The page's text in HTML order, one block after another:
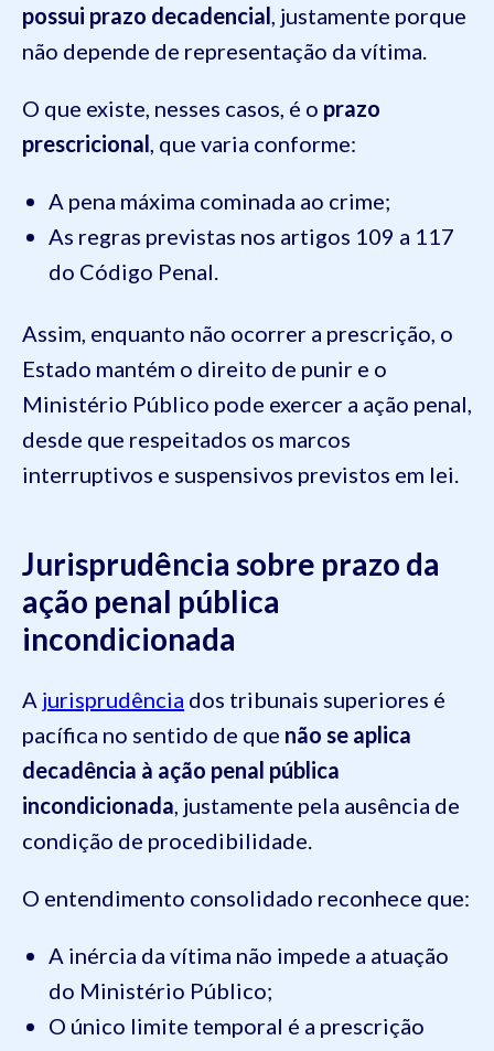
possui prazo decadencial , justamente porque
não depende de representação da vítima.
O que existe, nesses casos, é o prazo
prescricional , que varia conforme:
A pena máxima cominada ao crime;
As regras previstas nos artigos 109 a 117
do Código Penal.
Assim, enquanto não ocorrer a prescrição, o
Estado mantém o direito de punir e o
Ministério Público pode exercer a ação penal,
desde que respeitados os marcos
interruptivos e suspensivos previstos em lei.
Jurisprudência sobre prazo da
ação penal pública
incondicionada
A jurisprudência dos tribunais superiores é
pacífica no sentido de que não se aplica
decadência à ação penal pública
incondicionada , justamente pela ausência de
condição de procedibilidade.
O entendimento consolidado reconhece que:
A inércia da vítima não impede a atuação
do Ministério Público;
O único limite temporal é a prescrição